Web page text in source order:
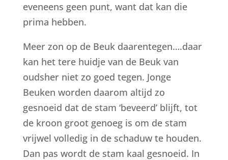
eveneens geen punt, want dat kan die
prima hebben.
Meer zon op de Beuk daarentegen….daar
kan het tere huidje van de Beuk van
oudsher niet zo goed tegen. Jonge
Beuken worden daarom altijd zo
gesnoeid dat de stam ‘beveerd’ blijft, tot
de kroon groot genoeg is om de stam
vrijwel volledig in de schaduw te houden.
Dan pas wordt de stam kaal gesnoeid. In